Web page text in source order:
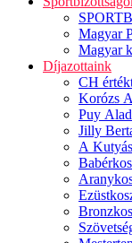
Magyar
Magyar
Díjazottaink
CH
Korózs
Puy
Jilly
A